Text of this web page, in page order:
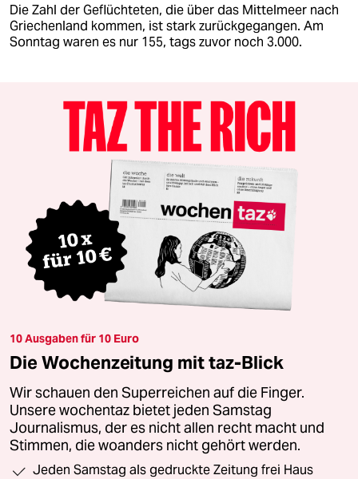
Die Zahl der Geflüchteten, die über das Mittelmeer nach
Griechenland kommen, ist stark zurückgegangen. Am
Sonntag waren es nur 155, tags zuvor noch 3.000.
10 Ausgaben für 10 Euro
Die Wochenzeitung mit taz-Blick
Wir schauen den Superreichen auf die Finger.
Unsere wochentaz bietet jeden Samstag
Journalismus, der es nicht allen recht macht und
Stimmen, die woanders nicht gehört werden.
Jeden Samstag als gedruckte Zeitung frei Haus